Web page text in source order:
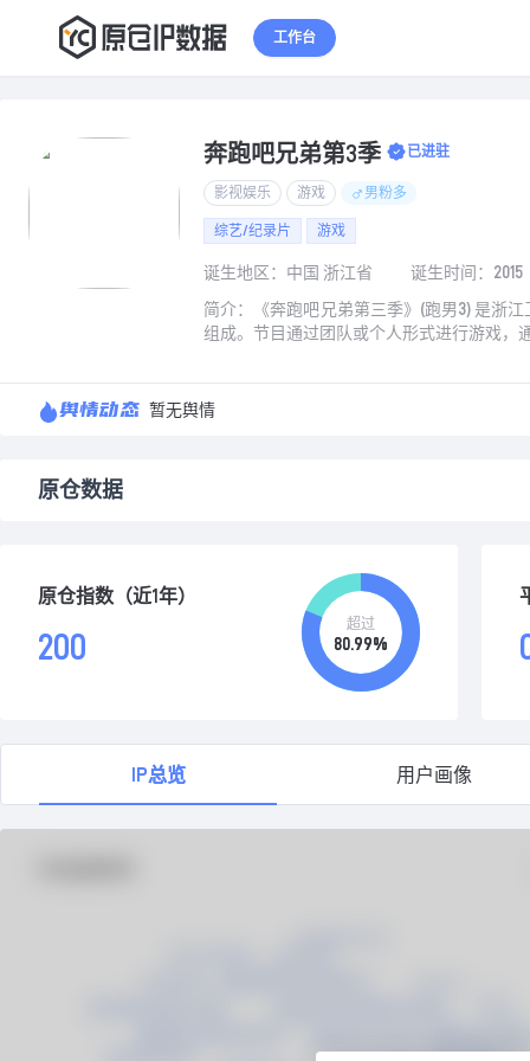
工作台
奔跑吧兄弟第3季 已进驻
影视娱乐 游戏 男粉多
综艺/纪录片 游戏
诞生地区：中国 浙江省 诞生时间：2015
简介：《奔跑吧兄弟第三季》(跑男3) 是浙
组成。节目通过团队或个人形式进行游戏，
舆情动态 暂无舆情
原仓数据
原仓指数（近1年）
200
超过
80.99%
IP总览 用户画像